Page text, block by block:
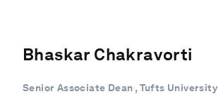
Bhaskar Chakravorti
Senior Associate Dean , Tufts University